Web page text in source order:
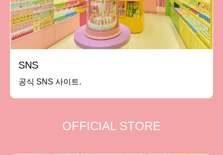
SNS
공식 SNS 사이트.
OFFICIAL STORE